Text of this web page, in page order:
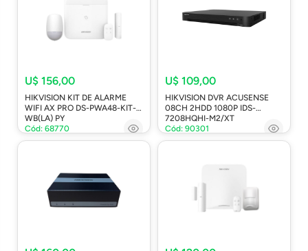
U$ 156,00
HIKVISION KIT DE ALARME
WIFI AX PRO DS-PWA48-KIT-
WB(LA) PY
Cód: 68770
U$ 109,00
HIKVISION DVR ACUSENSE
08CH 2HDD 1080P IDS-
7208HQHI-M2/XT
Cód: 90301